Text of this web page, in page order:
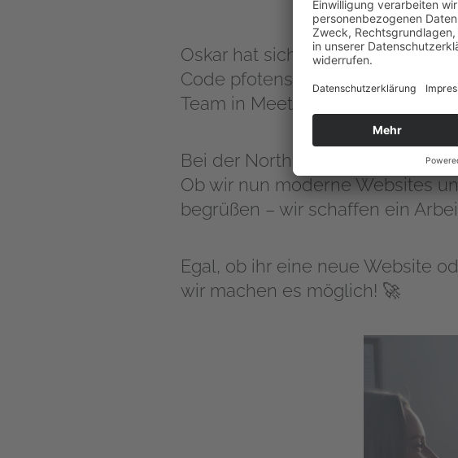
Oskar hat sich direkt in unser
Code pfotensicher ist. Er
Team in Meetings auf Trab.
Bei der North IT Group dreht
Ob wir nun moderne Websites
begrüßen – wir schaffen ein
Egal, ob ihr eine neue Website
wir machen es möglich! 🚀